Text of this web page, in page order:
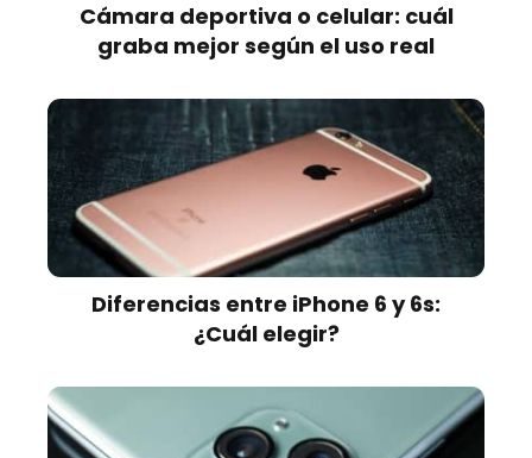
Cámara deportiva o celular: cuál
graba mejor según el uso real
Diferencias entre iPhone 6 y 6s:
¿Cuál elegir?